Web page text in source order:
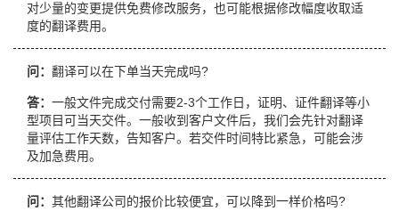
对少量的变更提供免费修改服务，也可能根据修改幅度收取适
度的翻译费用。
问： 翻译可以在下单当天完成吗?
答： 一般文件完成交付需要2-3个工作日，证明、证件翻译等小
型项目可当天交件。一般收到客户文件后，我们会先针对翻译
量评估工作天数，告知客户。若交件时间特比紧急，可能会涉
及加急费用。
问： 其他翻译公司的报价比较便宜，可以降到一样价格吗?